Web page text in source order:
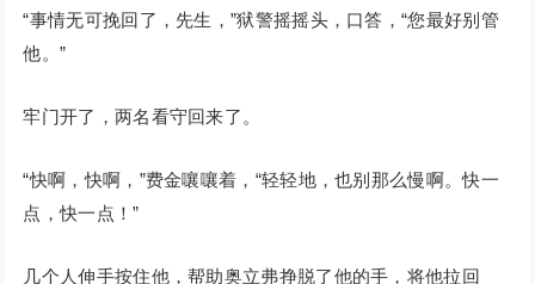
“事情无可挽回了，先生，”狱警摇摇头，口答，“您最好别管
他。”
牢门开了，两名看守回来了。
“快啊，快啊，”费金嚷嚷着，“轻轻地，也别那么慢啊。快一
点，快一点！”
几个人伸手按住他，帮助奥立弗挣脱了他的手，将他拉回